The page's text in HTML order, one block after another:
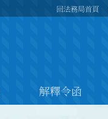
回法務局首頁
解釋令函